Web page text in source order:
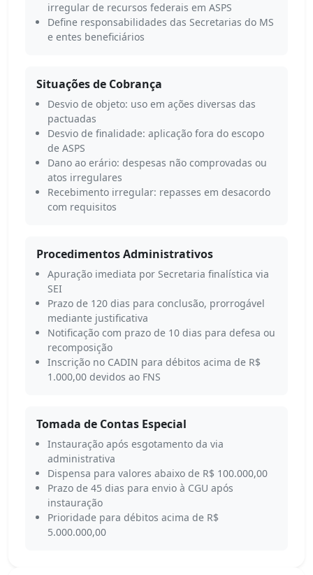
irregular de recursos federais em ASPS
Define responsabilidades das Secretarias do MS
e entes beneficiários
Situações de Cobrança
Desvio de objeto: uso em ações diversas das
pactuadas
Desvio de finalidade: aplicação fora do escopo
de ASPS
Dano ao erário: despesas não comprovadas ou
atos irregulares
Recebimento irregular: repasses em desacordo
com requisitos
Procedimentos Administrativos
Apuração imediata por Secretaria finalística via
SEI
Prazo de 120 dias para conclusão, prorrogável
mediante justificativa
Notificação com prazo de 10 dias para defesa ou
recomposição
Inscrição no CADIN para débitos acima de R$
1.000,00 devidos ao FNS
Tomada de Contas Especial
Instauração após esgotamento da via
administrativa
Dispensa para valores abaixo de R$ 100.000,00
Prazo de 45 dias para envio à CGU após
instauração
Prioridade para débitos acima de R$
5.000.000,00